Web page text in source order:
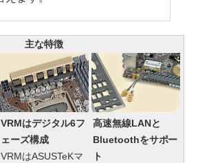
主な特徴
VRMはデジタル6フ
ェーズ構成
VRMはASUSTeKマ
高速無線LANと
Bluetoothをサポー
ト